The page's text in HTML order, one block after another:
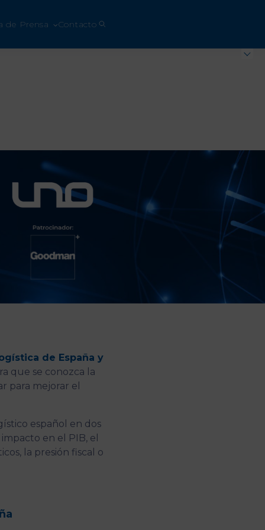
de Prensa Contacto
de España y
que se conozca la
para mejorar el
español en dos
en el PIB, el
la presión fiscal o